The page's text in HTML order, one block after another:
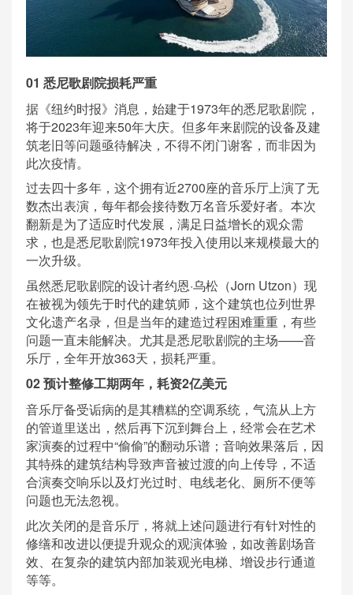
01 悉尼歌剧院损耗严重
据《纽约时报》消息，始建于1973年的悉尼歌剧院，
将于2023年迎来50年大庆。但多年来剧院的设备及建
筑老旧等问题亟待解决，不得不闭门谢客，而非因为
此次疫情。
过去四十多年，这个拥有近2700座的音乐厅上演了无
数杰出表演，每年都会接待数万名音乐爱好者。本次
翻新是为了适应时代发展，满足日益增长的观众需
求，也是悉尼歌剧院1973年投入使用以来规模最大的
一次升级。
虽然悉尼歌剧院的设计者约恩·乌松（Jorn Utzon）现
在被视为领先于时代的建筑师，这个建筑也位列世界
文化遗产名录，但是当年的建造过程困难重重，有些
问题一直未能解决。尤其是悉尼歌剧院的主场——音
乐厅，全年开放363天，损耗严重。
02 预计整修工期两年，耗资2亿美元
音乐厅备受诟病的是其糟糕的空调系统，气流从上方
的管道里送出，然后再下沉到舞台上，经常会在艺术
家演奏的过程中“偷偷”的翻动乐谱；音响效果落后，因
其特殊的建筑结构导致声音被过渡的向上传导，不适
合演奏交响乐以及灯光过时、电线老化、厕所不便等
问题也无法忽视。
此次关闭的是音乐厅，将就上述问题进行有针对性的
修缮和改进以便提升观众的观演体验，如改善剧场音
效、在复杂的建筑内部加装观光电梯、增设步行通道
等等。